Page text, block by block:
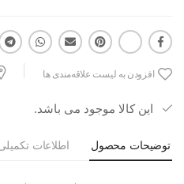
افزودن به لیست علاقه‌مندی ها
این کالا موجود می باشد.
توضیحات محصول اطلاعات